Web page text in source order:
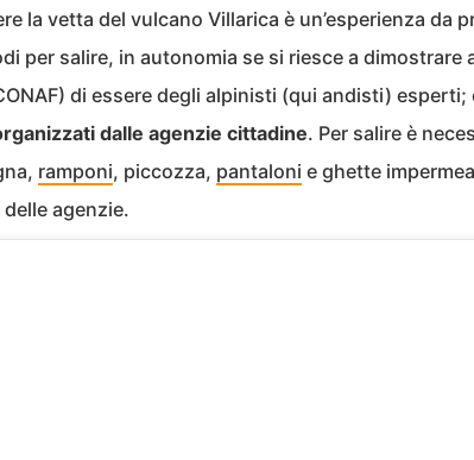
la vetta del vulcano Villarica è un’esperienza da
per salire, in autonomia se si riesce a dimostrare
di essere degli alpinisti (qui andisti) esperti;
dalle agenzie cittadine. Per salire è
ramponi, piccozza, pantaloni e ghette
agenzie.